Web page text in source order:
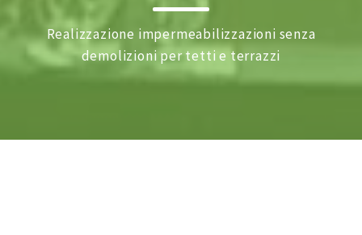
Realizzazione impermeabilizzazioni senza
demolizioni per tetti e terrazzi